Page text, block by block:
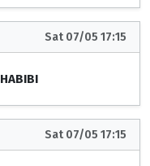
Sat 07/05 17:15
HABIBI
Sat 07/05 17:15